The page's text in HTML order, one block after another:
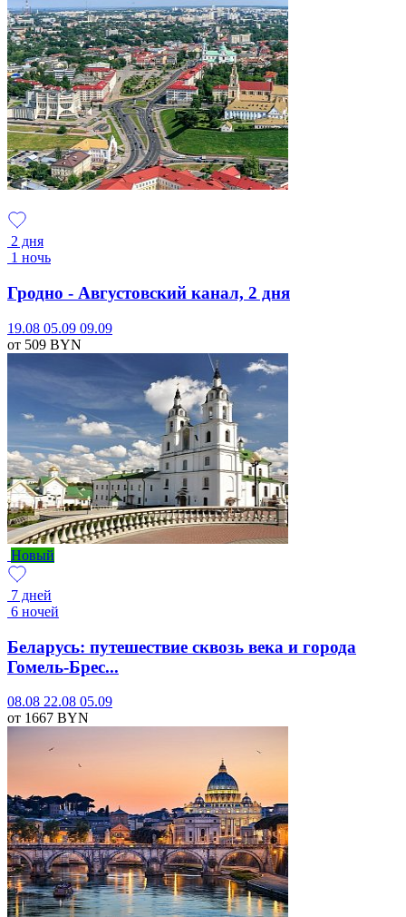
2 дня
1 ночь
Гродно - Августовский канал, 2 дня
19.08 05.09 09.09
от 509 BYN
Новый
7 дней
6 ночей
Беларусь: путешествие сквозь века и города
Гомель-Брес...
08.08 22.08 05.09
от 1667 BYN